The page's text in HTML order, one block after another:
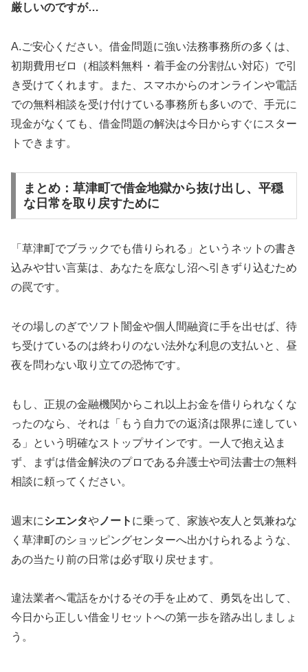
厳しいのですが…
A.ご安心ください。借金問題に強い法務事務所の多くは、
初期費用ゼロ（相談料無料・着手金の分割払い対応）で引
き受けてくれます。また、スマホからのオンラインや電話
での無料相談を受け付けている事務所も多いので、手元に
現金がなくても、借金問題の解決は今日からすぐにスター
トできます。
まとめ：草津町で借金地獄から抜け出し、平穏
な日常を取り戻すために
「草津町でブラックでも借りられる」というネットの書き
込みや甘い言葉は、あなたを底なし沼へ引きずり込むため
の罠です。
その場しのぎでソフト闇金や個人間融資に手を出せば、待
ち受けているのは終わりのない法外な利息の支払いと、昼
夜を問わない取り立ての恐怖です。
もし、正規の金融機関からこれ以上お金を借りられなくな
ったのなら、それは「もう自力での返済は限界に達してい
る」という明確なストップサインです。一人で抱え込ま
ず、まずは借金解決のプロである弁護士や司法書士の無料
相談に頼ってください。
週末にシエンタや ノート に乗って、家族や友人と気兼ねな
く草津町のショッピングセンターへ出かけられるような、
あの当たり前の日常は必ず取り戻せます。
違法業者へ電話をかけるその手を止めて、勇気を出して、
今日から正しい借金リセットへの第一歩を踏み出しましょ
う。